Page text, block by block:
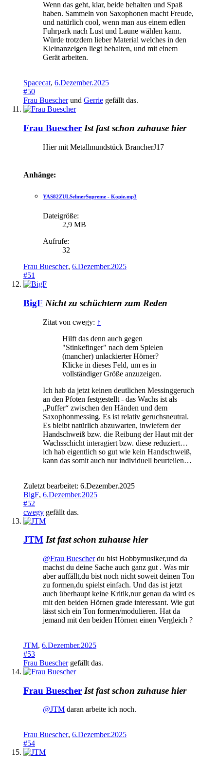
Wenn das geht, klar, beide behalten und Spaß
haben. Sammeln von Saxophonen macht Freude,
und natürlich cool, wenn man aus einem edlen
Fuhrpark nach Lust und Laune wählen kann.
Würde trotzdem lieber Material welches in den
Kleinanzeigen liegt behalten, und mit einem
Gerät arbeiten.
Spacecat, 6.Dezember.2025
#50
Frau Buescherund Gerrie gefällt das.
Frau Buescher Ist fast schon zuhause hier
Hier mit Metallmundstück BrancherJ17
Anhänge:
YAS82ZULSelmerSupreme - Kopie.mp3
Dateigröße:
2,9 MB
Aufrufe:
32
Frau Buescher, 6.Dezember.2025
#51
BigF Nicht zu schüchtern zum Reden
Zitat von cwegy: ↑
Hilft das denn auch gegen
"Stinkefinger" nach dem Spielen
(mancher) unlackierter Hörner?
Klicke in dieses Feld, um es in
vollständiger Größe anzuzeigen.
Ich hab da jetzt keinen deutlichen Messinggeruch
an den Pfoten festgestellt - das Wachs ist als
„Puffer“ zwischen den Händen und dem
Saxophonmessing. Es ist relativ geruchsneutral.
Es bleibt natürlich abzuwarten, inwiefern der
Handschweiß bzw. die Reibung der Haut mit der
Wachsschicht interagiert bzw. diese reduziert…
ich hab eigentlich so gut wie kein Handschweiß,
kann das somit auch nur individuell beurteilen…
Zuletzt bearbeitet: 6.Dezember.2025
BigF, 6.Dezember.2025
#52
cwegy gefällt das.
JTM Ist fast schon zuhause hier
@Frau Buescherdu bist Hobbymusiker,und da
machst du deine Sache auch ganz gut . Was mir
aber auffällt,du bist noch nicht soweit deinen Ton
zu formen,du spielst einfach. Und das ist jetzt
auch überhaupt keine Kritik,nur genau da wird es
mit den beiden Hörnen grade interessant. Wie gut
lässt sich ein Ton formen/modulieren. Hat da
jemand mit den beiden Hörnen einen Vergleich ?
JTM, 6.Dezember.2025
#53
Frau Bueschergefällt das.
Frau Buescher Ist fast schon zuhause hier
@JTM daran arbeite ich noch.
Frau Buescher, 6.Dezember.2025
#54